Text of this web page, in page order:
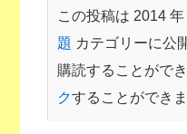
この投稿は 2014
題 カテゴリーに公
購読することがで
クすることができま